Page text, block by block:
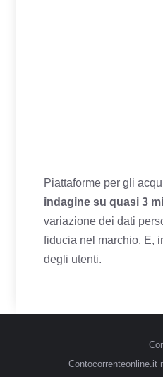
Piattaforme per gli
indagine su quasi 3
variazione dei dati
fiducia nel marchio. E,
degli utenti.
Contocorrenteonline.it